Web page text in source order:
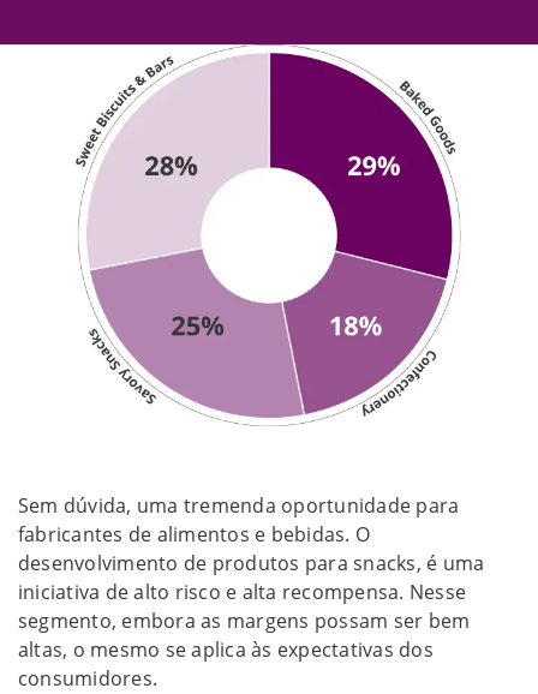
Sem dúvida, uma tremenda oportunidade para
fabricantes de alimentos e bebidas. O
desenvolvimento de produtos para snacks, é uma
iniciativa de alto risco e alta recompensa. Nesse
segmento, embora as margens possam ser bem
altas, o mesmo se aplica às expectativas dos
consumidores.